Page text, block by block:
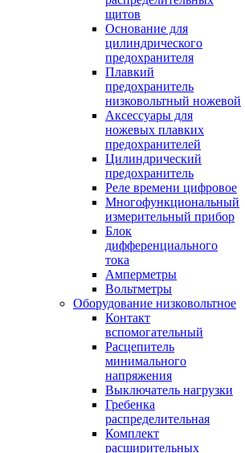
щитов
Основание для
цилиндрического
предохранителя
Плавкий
предохранитель
низковольтный ножевой
Аксессуары для
ножевых плавких
предохранителей
Цилиндрический
предохранитель
Реле времени цифровое
Многофункциональный
измерительный прибор
Блок
дифференциального
тока
Амперметры
Вольтметры
Оборудование низковольтное
Контакт
вспомогательный
Расцепитель
минимального
напряжения
Выключатель нагрузки
Гребенка
распределительная
Комплект
расширительных